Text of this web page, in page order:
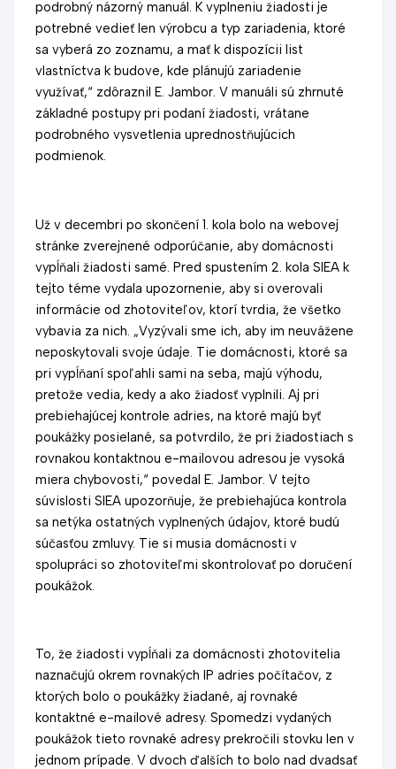
podrobný názorný manuál. K vyplneniu žiadosti je
potrebné vedieť len výrobcu a typ zariadenia, ktoré
sa vyberá zo zoznamu, a mať k dispozícii list
vlastníctva k budove, kde plánujú zariadenie
využívať,“ zdôraznil E. Jambor. V manuáli sú zhrnuté
základné postupy pri podaní žiadosti, vrátane
podrobného vysvetlenia uprednostňujúcich
podmienok.
Už v decembri po skončení 1. kola bolo na webovej
stránke zverejnené odporúčanie, aby domácnosti
vypĺňali žiadosti samé. Pred spustením 2. kola SIEA k
tejto téme vydala upozornenie, aby si overovali
informácie od zhotoviteľov, ktorí tvrdia, že všetko
vybavia za nich. „Vyzývali sme ich, aby im neuvážene
neposkytovali svoje údaje. Tie domácnosti, ktoré sa
pri vypĺňaní spoľahli sami na seba, majú výhodu,
pretože vedia, kedy a ako žiadosť vyplnili. Aj pri
prebiehajúcej kontrole adries, na ktoré majú byť
poukážky posielané, sa potvrdilo, že pri žiadostiach s
rovnakou kontaktnou e-mailovou adresou je vysoká
miera chybovosti,“ povedal E. Jambor. V tejto
súvislosti SIEA upozorňuje, že prebiehajúca kontrola
sa netýka ostatných vyplnených údajov, ktoré budú
súčasťou zmluvy. Tie si musia domácnosti v
spolupráci so zhotoviteľmi skontrolovať po doručení
poukážok.
To, že žiadosti vypĺňali za domácnosti zhotovitelia
naznačujú okrem rovnakých IP adries počítačov, z
ktorých bolo o poukážky žiadané, aj rovnaké
kontaktné e-mailové adresy. Spomedzi vydaných
poukážok tieto rovnaké adresy prekročili stovku len v
jednom prípade. V dvoch ďalších to bolo nad dvadsať